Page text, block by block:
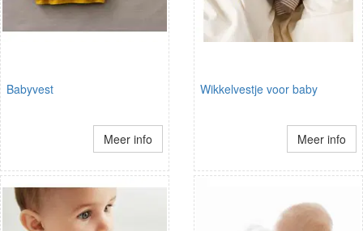
Babyvest
Meer info
Wikkelvestje voor baby
Meer info